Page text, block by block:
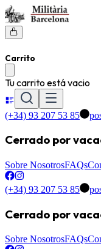
Carrito
Tu carrito está vacio
(+34) 93 207 53 85
Cerrado por
Sobre NosotrosFAQs
(+34) 93 207 53 85
Cerrado por
Sobre NosotrosFAQs